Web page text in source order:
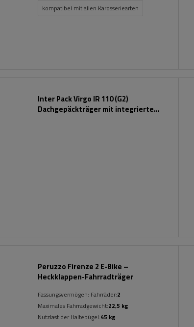
kompatibel mit allen Karosseriearten
Inter Pack Virgo IR 110 (G2)
Dachgepäckträger mit integrierten
Peruzzo Firenze 2 E-Bike –
Heckklappen-Fahrradträger
Fassungsvermögen: Fahrräder:2
Maximales Fahrradgewicht:22,5 kg
Nutzlast der Haltebügel:45 kg